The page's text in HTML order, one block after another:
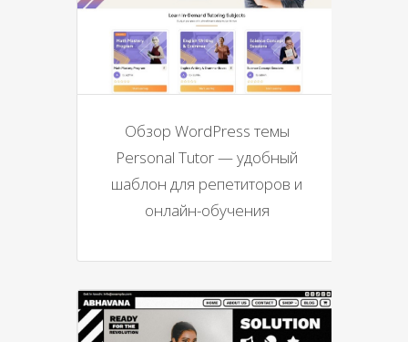
Обзор WordPress темы
Personal Tutor — удобный
шаблон для репетиторов и
онлайн-обучения